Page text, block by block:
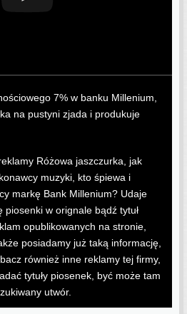
7% w banku Millenium,
na pustyni zjada i produkuje
Różowa jaszczurka, jak
muzyki, kto śpiewa i
markę Bank Millenium? Udaje
piosenki w orignale bądź tytuł
opublikowanych na stronie,
posiadamy już taką informację,
również inne reklamy tej firmy,
tytuły piosenek, być może tam
utwór.